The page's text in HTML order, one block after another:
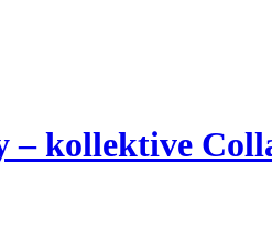
– kollektive